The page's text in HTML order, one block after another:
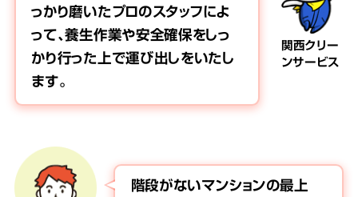
関西クリー
ンサービス
っかり磨いたプロのスタッフによ
って、養生作業や安全確保をしっ
かり行った上で運び出しをいたし
ます。
階段がないマンションの最上